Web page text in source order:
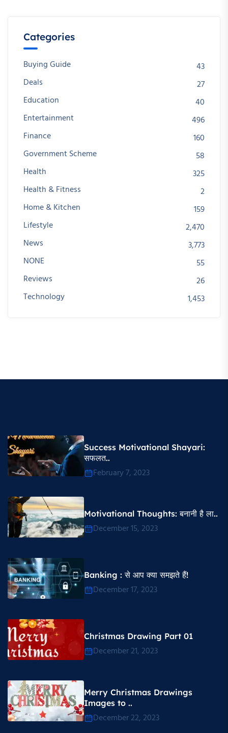
Categories
Buying Guide
43
Deals
27
Education
40
Entertainment
496
Finance
160
Government Scheme
58
Health
325
Health & Fitness
2
Home & Kitchen
159
Lifestyle
2,470
News
3,773
NONE
55
Reviews
26
Technology
1,453
Success Motivational Shayari​:
सफलत..
February 7, 2023
Motivational Thoughts​: बनानी है ला..
December 15, 2023
Banking : से आप क्या समझते हैं!
December 17, 2023
Christmas Drawing Part 01
December 21, 2023
Merry Christmas Drawings
Images to ..
December 22, 2023